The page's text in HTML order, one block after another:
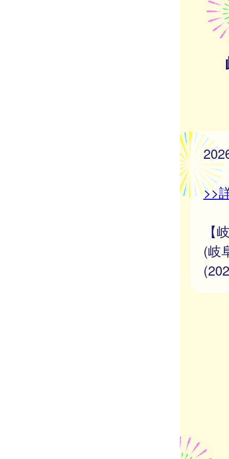
>>
【
(岐